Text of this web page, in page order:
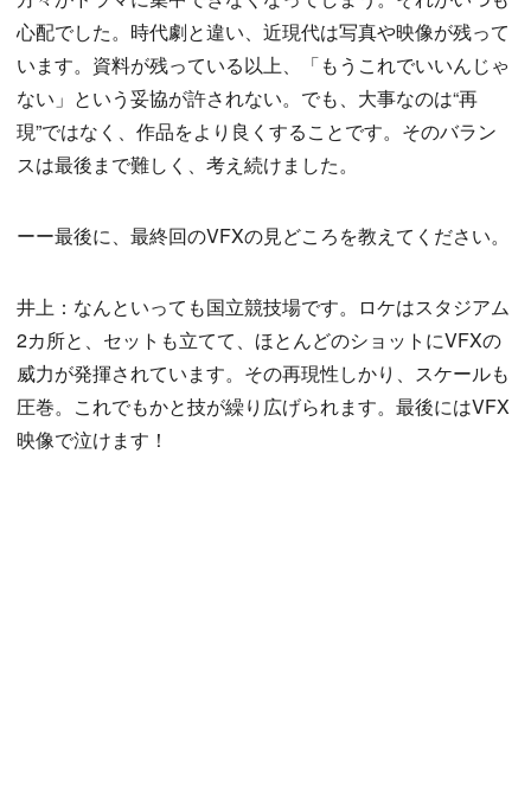
心配でした。時代劇と違い、近現代は写真や映像が残って
います。資料が残っている以上、「もうこれでいいんじゃ
ない」という妥協が許されない。でも、大事なのは“再
現”ではなく、作品をより良くすることです。そのバラン
スは最後まで難しく、考え続けました。
ーー最後に、最終回のVFXの見どころを教えてください。
井上：なんといっても国立競技場です。ロケはスタジアム
2カ所と、セットも立てて、ほとんどのショットにVFXの
威力が発揮されています。その再現性しかり、スケールも
圧巻。これでもかと技が繰り広げられます。最後にはVFX
映像で泣けます！